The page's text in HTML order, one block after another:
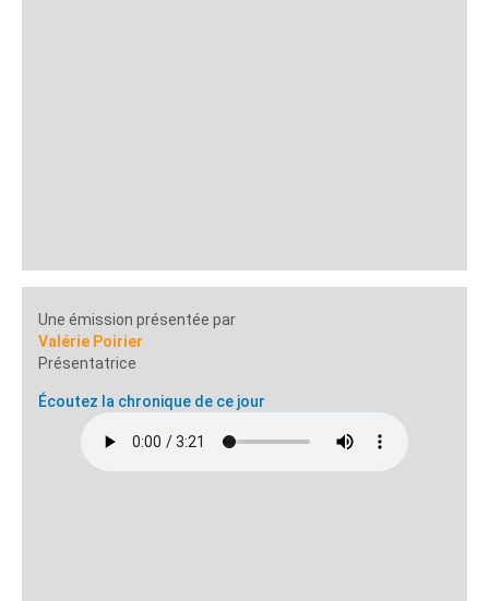
Une émission présentée par
Valérie Poirier
Présentatrice
Écoutez la chronique de ce jour